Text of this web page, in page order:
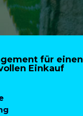
für einen
Einkauf